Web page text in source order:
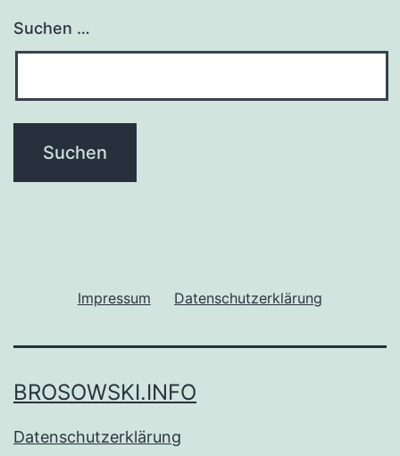
Suchen …
Impressum Datenschutzerklärung
BROSOWSKI.INFO
Datenschutzerklärung